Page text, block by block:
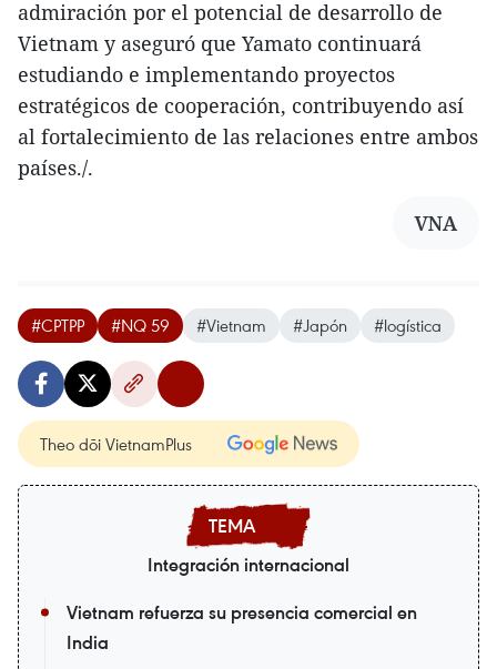
admiración por el potencial de desarrollo de
Vietnam y aseguró que Yamato continuará
estudiando e implementando proyectos
estratégicos de cooperación, contribuyendo así
al fortalecimiento de las relaciones entre ambos
países./.
VNA
#CPTPP #NQ 59 #Vietnam #Japón #logística
Theo dõi VietnamPlus
Integración internacional
Vietnam refuerza su presencia comercial en
India